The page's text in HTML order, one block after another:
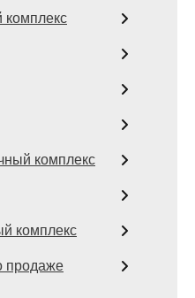
комплекс
комплекс
комплекс
продаже